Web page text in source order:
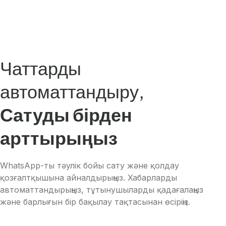
Чаттарды
автоматтандыру,
Сатуды бірден
арттырыңыз
WhatsApp-ты тәулік бойы сату және қолдау
қозғалтқышына айналдырыңыз. Хабарларды
автоматтандырыңыз, тұтынушыларды қадағалаңыз
және барлығын бір бақылау тақтасынан өсіріңіз.